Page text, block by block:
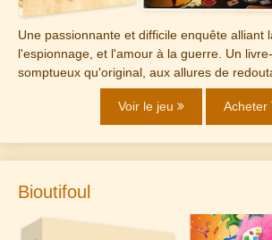
Une passionnante et difficile enquête alliant
l'espionnage, et l'amour à la guerre. Un
somptueux qu'original, aux allures de
Voir le jeu Acheter
Bioutifoul